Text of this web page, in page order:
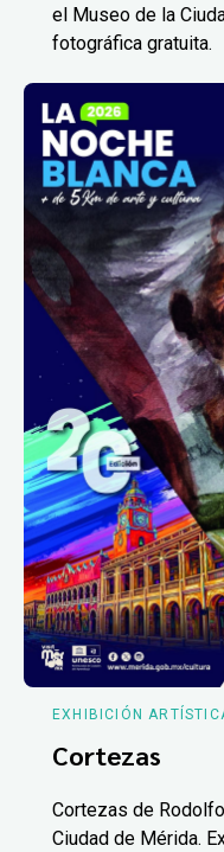
el Museo de la
fotográfica gratuita.
EXHIBICIÓN
Cortezas
Cortezas de
Ciudad de Mérida.